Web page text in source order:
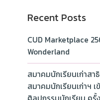
Recent Posts
CUD Marketplace
Wonderland
สมาคมนักเรียนเก่าสา
สมาคมนักเรียนเก่าฯ เ